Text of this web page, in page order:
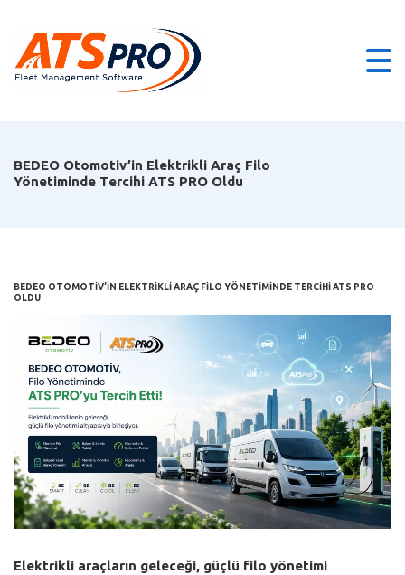
BEDEO Otomotiv’in Elektrikli Araç Filo
Yönetiminde Tercihi ATS PRO Oldu
BEDEO OTOMOTIV’IN ELEKTRIKLI ARAÇ FILO YÖNETIMINDE TERCIHI ATS PRO
OLDU
Elektrikli araçların geleceği, güçlü filo yönetimi